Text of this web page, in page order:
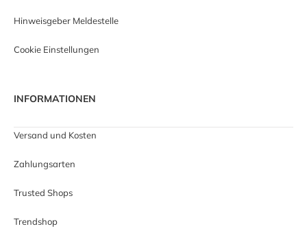
Hinweisgeber Meldestelle
Cookie Einstellungen
INFORMATIONEN
Versand und Kosten
Zahlungsarten
Trusted Shops
Trendshop